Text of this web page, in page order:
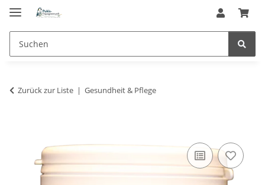
Zurück zur Liste Gesundheit & Pflege